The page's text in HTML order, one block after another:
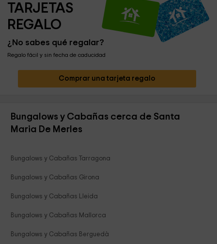
TARJETAS
REGALO
¿No sabes qué regalar?
Regalo fácil y sin fecha de caducidad
Comprar una tarjeta regalo
Bungalows y Cabañas cerca de Santa
Maria De Merles
Bungalows y Cabañas Tarragona
Bungalows y Cabañas Girona
Bungalows y Cabañas Lleida
Bungalows y Cabañas Mallorca
Bungalows y Cabañas Berguedà